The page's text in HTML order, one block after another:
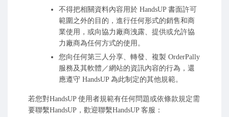
不得把相關資料內容用於 HandsUP 書面許可
範圍之外的目的，進行任何形式的銷售和商
業使用，或向協力廠商洩露、提供或允許協
力廠商為任何方式的使用。
您向任何第三人分享、轉發、複製 OrderPally
服務及其軟體／網站的資訊內容的行為，還
應遵守 HandsUP 為此制定的其他規範。
若您對HandsUP 使用者規範有任何問題或依條款規定需
要聯繫HandsUP，歡迎聯繫HandsUP 客服：